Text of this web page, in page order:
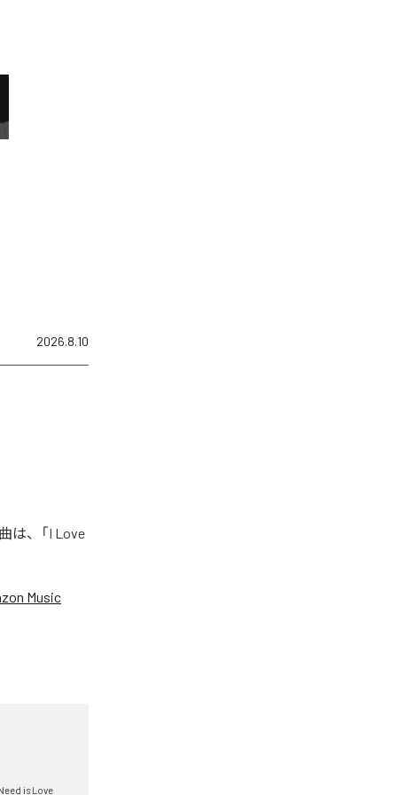
2026.8.10
は、「I Love
Music
is Love